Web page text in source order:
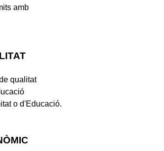
amb
qualitat
o d'Educació.